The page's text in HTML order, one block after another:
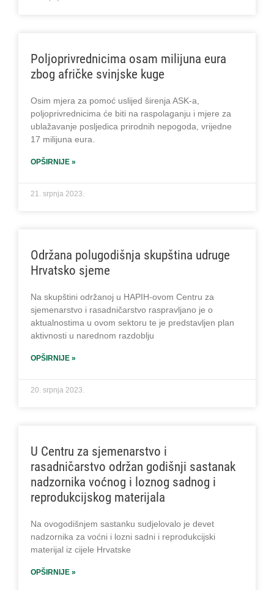
Poljoprivrednicima osam milijuna eura
zbog afričke svinjske kuge
Osim mjera za pomoć uslijed širenja ASK-a,
poljoprivrednicima će biti na raspolaganju i mjere za
ublažavanje posljedica prirodnih nepogoda, vrijedne
17 milijuna eura.
OPŠIRNIJE »
21. srpnja 2023.
Održana polugodišnja skupština udruge
Hrvatsko sjeme
Na skupštini održanoj u HAPIH-ovom Centru za
sjemenarstvo i rasadničarstvo raspravljano je o
aktualnostima u ovom sektoru te je predstavljen plan
aktivnosti u narednom razdoblju
OPŠIRNIJE »
20. srpnja 2023.
U Centru za sjemenarstvo i
rasadničarstvo održan godišnji sastanak
nadzornika voćnog i loznog sadnog i
reprodukcijskog materijala
Na ovogodišnjem sastanku sudjelovalo je devet
nadzornika za voćni i lozni sadni i reprodukcijski
materijal iz cijele Hrvatske
OPŠIRNIJE »